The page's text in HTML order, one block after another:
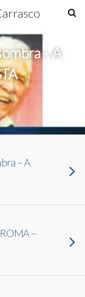
– A
– A
–